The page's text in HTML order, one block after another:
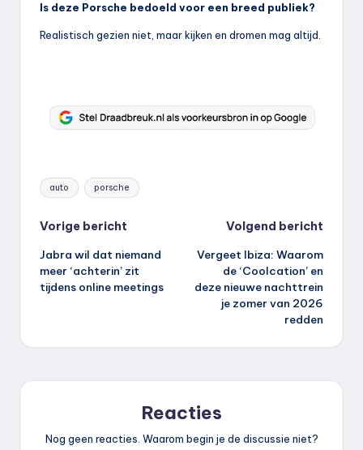
Is deze Porsche bedoeld voor een breed publiek?
Realistisch gezien niet, maar kijken en dromen mag altijd.
Tags:
auto porsche
Bericht
navigatie
Vorige bericht
Jabra wil dat niemand
meer ‘achterin’ zit
tijdens online meetings
Volgend bericht
Vergeet Ibiza: Waarom
de ‘Coolcation’ en
deze nieuwe nachttrein
je zomer van 2026
redden
Reacties
Nog geen reacties. Waarom begin je de discussie niet?